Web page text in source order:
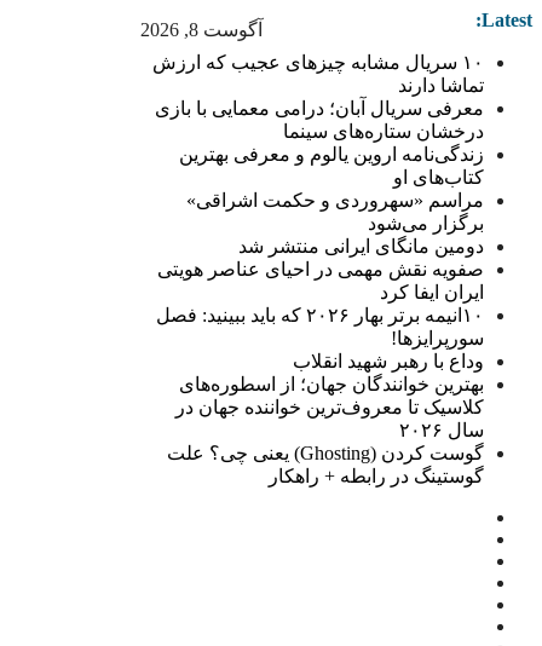
آگوست 8, 2026 Latest:
۱۰ سریال مشابه چیزهای عجیب که ارزش
تماشا دارند
معرفی سریال آبان؛ درامی معمایی با بازی
درخشان ستاره‌های سینما
زندگی‌نامه اروین یالوم و معرفی بهترین
کتاب‌های او
مراسم «سهروردی و حکمت اشراقی»
برگزار می‌شود
دومین مانگای ایرانی منتشر شد
صفویه نقش مهمی در احیای عناصر هویتی
ایران ایفا کرد
۱۰انیمه برتر بهار ۲۰۲۶ که باید ببینید: فصل
سورپرایزها!
وداع با رهبر شهید انقلاب
بهترین خوانندگان جهان؛ از اسطوره‌های
کلاسیک تا معروف‌ترین خواننده جهان در
سال ۲۰۲۶
گوست کردن (Ghosting) یعنی چی؟ علت
گوستینگ در رابطه + راهکار